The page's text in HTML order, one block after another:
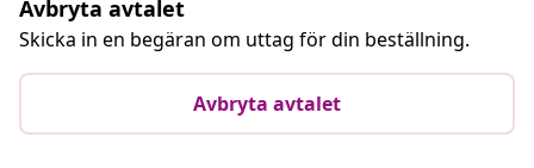
Avbryta avtalet
Skicka in en begäran om uttag för din beställning.
Avbryta avtalet